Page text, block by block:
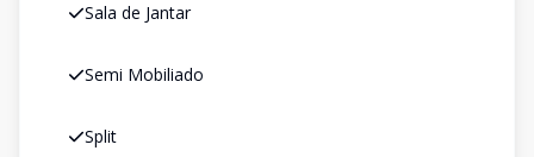
Sala de Jantar
Semi Mobiliado
Split